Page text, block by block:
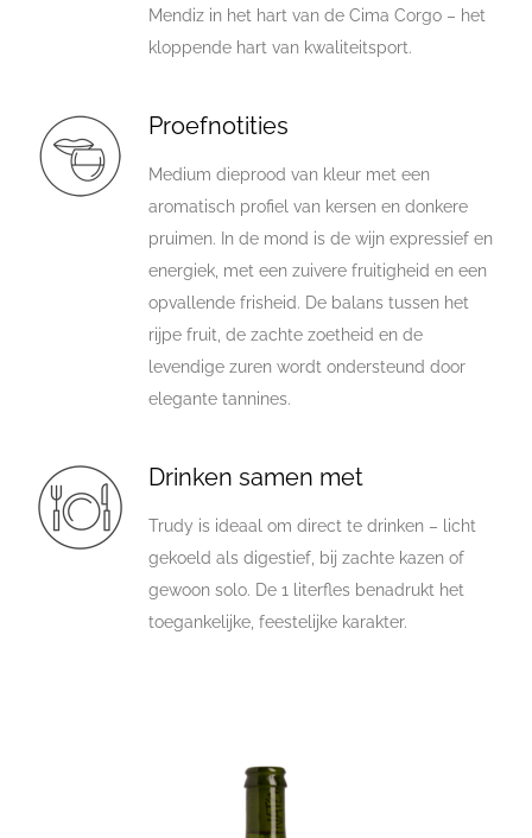
Mendiz in het hart van de Cima Corgo – het
kloppende hart van kwaliteitsport.
Proefnotities
Medium dieprood van kleur met een
aromatisch profiel van kersen en donkere
pruimen. In de mond is de wijn expressief en
energiek, met een zuivere fruitigheid en een
opvallende frisheid. De balans tussen het
rijpe fruit, de zachte zoetheid en de
levendige zuren wordt ondersteund door
elegante tannines.
Drinken samen met
Trudy is ideaal om direct te drinken – licht
gekoeld als digestief, bij zachte kazen of
gewoon solo. De 1 literfles benadrukt het
toegankelijke, feestelijke karakter.